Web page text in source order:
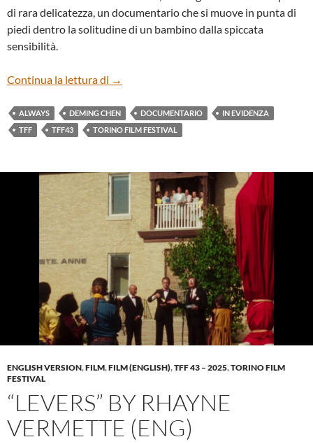
di rara delicatezza, un documentario che si muove in punta di
piedi dentro la solitudine di un bambino dalla spiccata
sensibilità.
Continua la lettura di “ALWAYS” DI DEMING CHEN
→
ALWAYS DEMING CHEN DOCUMENTARIO
IN EVIDENZA
TFF
TFF43 TORINO FILM FESTIVAL
ENGLISH VERSION,FILM,FILM (ENGLISH),TFF 43 – 2025,TORINO FILM
FESTIVAL
“LEVERS” BY RHAYNE
VERMETTE (ENG)